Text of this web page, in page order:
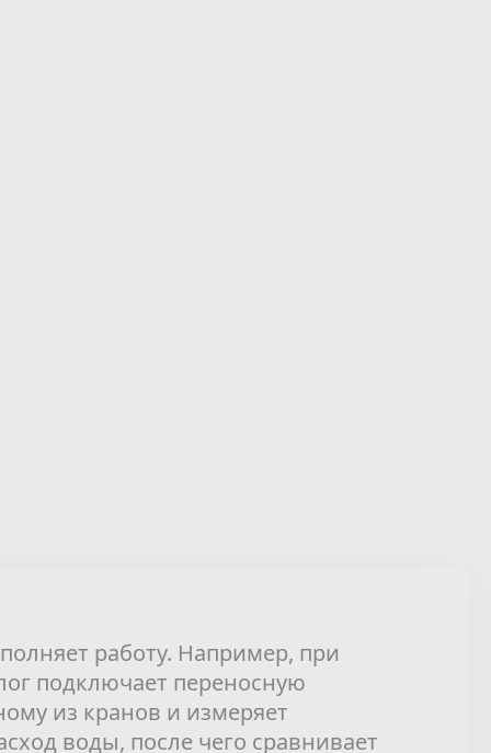
работу. Например, при
подключает переносную
из кранов и измеряет
воды, после чего сравнивает